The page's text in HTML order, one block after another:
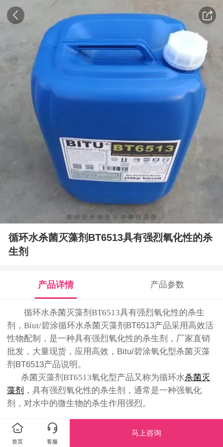
循环水杀菌灭藻剂BT6513具有强烈氧化性的杀
生剂
产品详情 产品参数
循环水杀菌灭藻剂BT6513具有强烈氧化性的杀生
剂，Biut/碧涂循环水杀菌灭藻剂BT6513产品采用高效活
性物配制，是一种具有强烈氧化性的杀生剂 ，厂家直销
批发，大量现货，应用高效，Bitu/碧涂氧化型杀菌灭藻
剂BT6513产品说明。
杀菌灭藻剂BT6513氧化型产品又称为循环水杀菌灭
藻剂 ，具有强烈氧化性的杀生剂，通常是一种强氧化
剂，对水中的微生物的杀生作用强烈。
首页 客服
马上咨询